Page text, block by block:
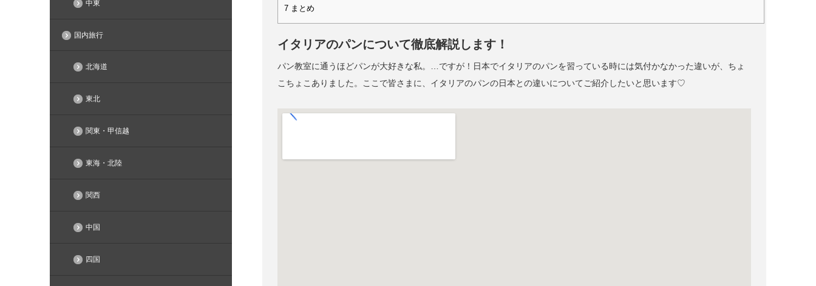
7 まとめ
イタリアのパンについて徹底解説します！
パン教室に通うほどパンが大好きな私。…ですが！日本でイタリアのパンを習っている時には気付かなかった違いが、ちょ
こちょこありました。ここで皆さまに、イタリアのパンの日本との違いについてご紹介したいと思います♡
中東
国内旅行
北海道
東北
関東・甲信越
東海・北陸
関西
中国
四国